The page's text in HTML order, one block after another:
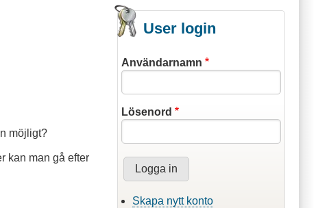
möjligt?
kan man gå efter
User login
Användarnamn
Lösenord
Skapa nytt konto